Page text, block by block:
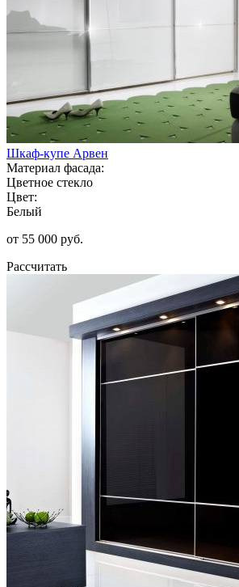
Шкаф-купе Арвен
Материал фасада:
Цветное стекло
Цвет:
Белый
от 55 000 руб.
Рассчитать